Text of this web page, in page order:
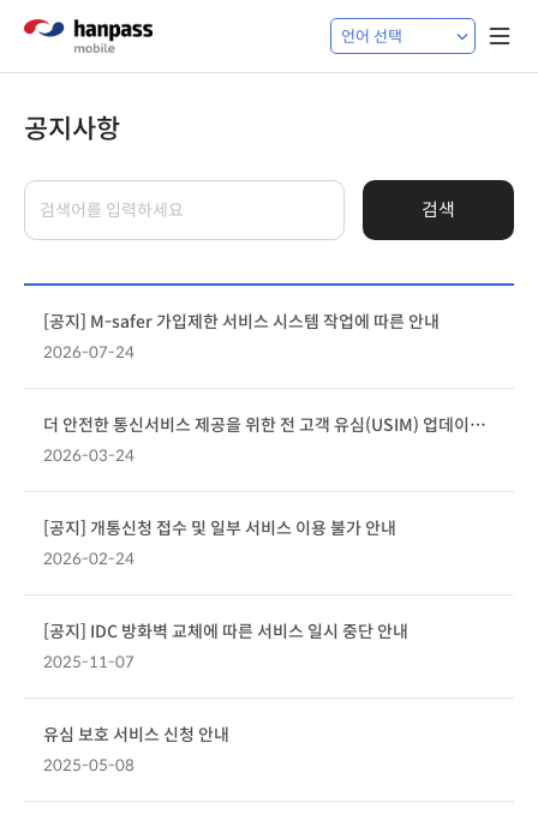
공지사항
검색
[공지] M-safer 가입제한 서비스 시스템 작업에 따른 안내
2026-07-24
더 안전한 통신서비스 제공을 위한 전 고객 유심(USIM) 업데이트 및 무료 교체 안내
2026-03-24
[공지] 개통신청 접수 및 일부 서비스 이용 불가 안내
2026-02-24
[공지] IDC 방화벽 교체에 따른 서비스 일시 중단 안내
2025-11-07
유심 보호 서비스 신청 안내
2025-05-08